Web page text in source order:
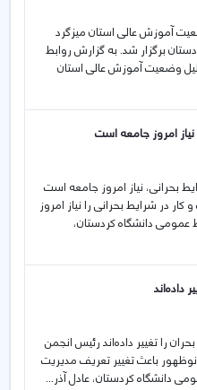
وضعیت آموزش عالی استان میزگرد
برگزار شد. به گزارش روابط
وضعیت آموزش عالی استان
امروز جامعه است
شرایط بحرانی، نیاز امروز جامعه است
در شرایط بحرانی را نیاز امروز
دانشگاه کردستان،
داده‌اند
بحران را تغییر داده‌اند رئیس انجمن
باعث تغییر تعریف مدیریت
دانشگاه کردستان، عادل آذر...